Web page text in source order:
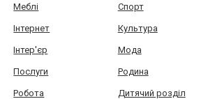
Меблі Спорт
Інтернет Культура
Інтер'єр Мода
Послуги Родина
Робота Дитячий розділ